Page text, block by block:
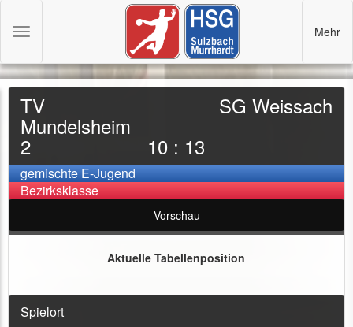
TV
Mundelsheim
2 10 : 13
SG Weissach
gemischte E-Jugend
Bezirksklasse
Vorschau
Aktuelle Tabellenposition
Spielort
Toggle
Mehr